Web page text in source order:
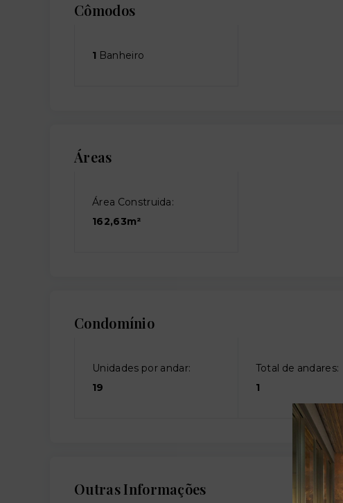
Cômodos
1 Banheiro
Áreas
Área Construida:
162,63m²
Condomínio
Unidades por andar:
19
Total de andares:
1
Outras Informações